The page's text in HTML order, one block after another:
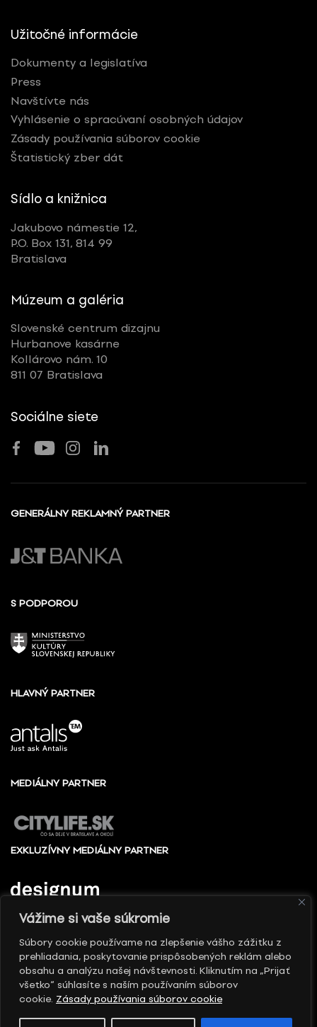
Vážime si vaše súkromie
Súbory cookie používame na zlepšenie vášho zážitku z
prehliadania, poskytovanie prispôsobených reklám alebo
obsahu a analýzu našej návštevnosti. Kliknutím na „Prijať
všetko“ súhlasíte s naším používaním súborov
cookie. Zásady používania súborov cookie
Užitočné informácie
Dokumenty a legislatíva
Press
Navštívte nás
Vyhlásenie o spracúvaní osobných údajov
Zásady používania súborov cookie
Štatistický zber dát
Sídlo a knižnica
Jakubovo námestie 12,
P.O. Box 131, 814 99
Bratislava
Múzeum a galéria
Slovenské centrum dizajnu
Hurbanove kasárne
Kollárovo nám. 10
811 07 Bratislava
Sociálne siete
GENERÁLNY REKLAMNÝ PARTNER
S PODPOROU
HLAVNÝ PARTNER
MEDIÁLNY PARTNER
EXKLUZÍVNY MEDIÁLNY PARTNER
© 2010 - 2026 Slovenské centrum dizajnu, Všetky
práva vyhradené